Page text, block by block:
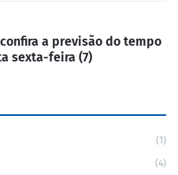
confira a previsão do tempo
sexta-feira (7)
(1)
(4)